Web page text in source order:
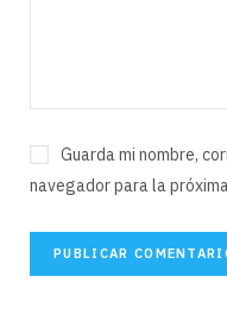
Guarda mi nombre,
navegador para la